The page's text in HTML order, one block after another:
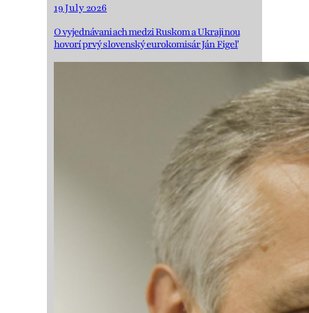
19 July 2026
O vyjednávaniach medzi Ruskom a Ukrajinou
hovorí prvý slovenský eurokomisár Ján Figeľ